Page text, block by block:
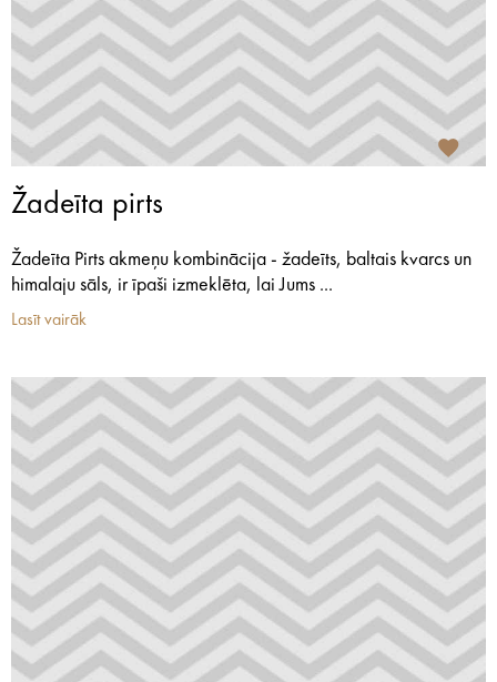
Žadeīta pirts
Žadeīta Pirts akmeņu kombinācija - žadeīts, baltais kvarcs un
himalaju sāls, ir īpaši izmeklēta, lai Jums ...
Lasīt vairāk